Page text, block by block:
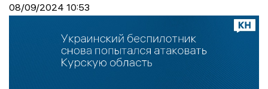
08/09/2024 10:53